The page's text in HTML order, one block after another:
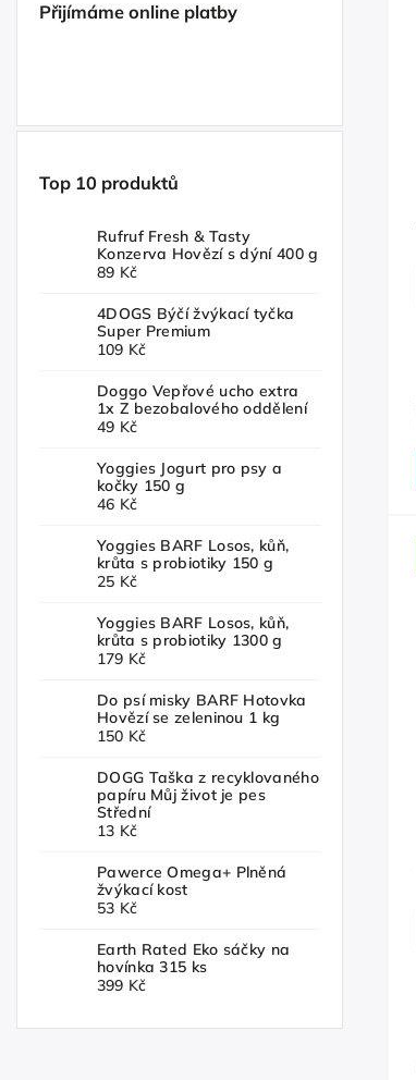
Přijímáme online platby
Top 10 produktů
Rufruf Fresh & Tasty
Konzerva Hovězí s dýní 400 g
89 Kč
4DOGS Býčí žvýkací tyčka
Super Premium
109 Kč
Doggo Vepřové ucho extra
1x Z bezobalového oddělení
49 Kč
Yoggies Jogurt pro psy a
kočky 150 g
46 Kč
Yoggies BARF Losos, kůň,
krůta s probiotiky 150 g
25 Kč
Yoggies BARF Losos, kůň,
krůta s probiotiky 1300 g
179 Kč
Do psí misky BARF Hotovka
Hovězí se zeleninou 1 kg
150 Kč
DOGG Taška z recyklovaného
papíru Můj život je pes
Střední
13 Kč
Pawerce Omega+ Plněná
žvýkací kost
53 Kč
Earth Rated Eko sáčky na
hovínka 315 ks
399 Kč